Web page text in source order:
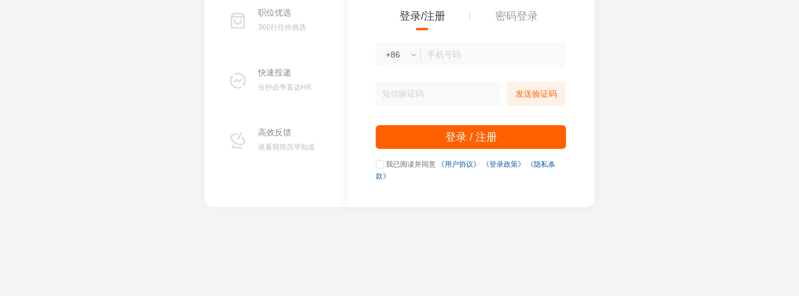
职位优选
360行任你挑选
快速投递
分秒必争直达HR
高效反馈
谁看我简历早知道
登录/注册 密码登录
发送验证码
登录 / 注册
我已阅读并同意 《用户协议》 《登录政策》
《隐私条
款》